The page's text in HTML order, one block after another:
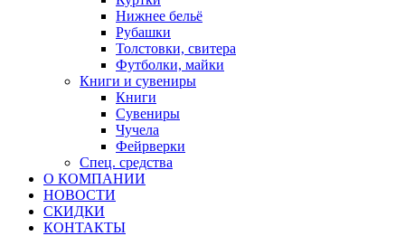
Нижнее бельё
Рубашки
Толстовки, свитера
Футболки, майки
Книги и сувениры
Книги
Сувениры
Чучела
Фейрверки
Спец. средства
О КОМПАНИИ
НОВОСТИ
СКИДКИ
КОНТАКТЫ